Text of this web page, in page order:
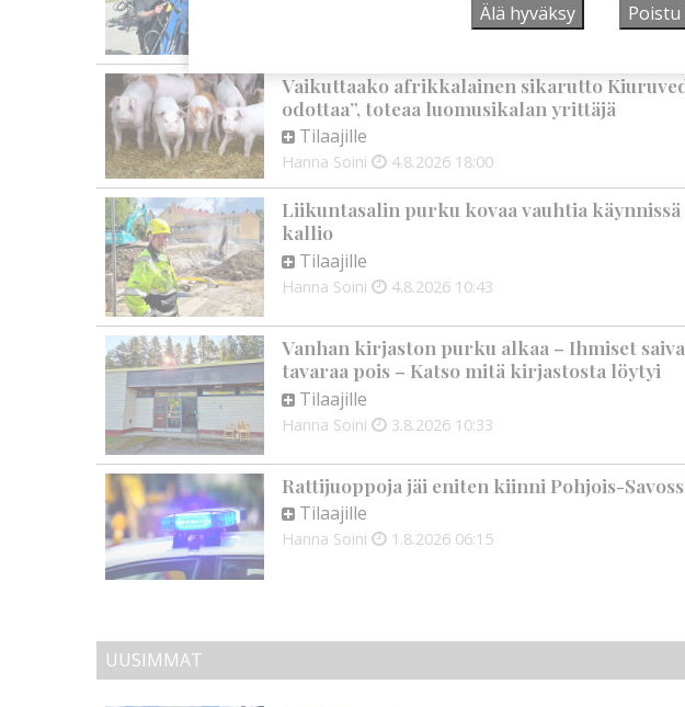
5.8.2026 09:00
Vaikuttaako afrikkalainen sikarutto
odottaa”, toteaa luomusikalan yrittäjä
Tilaajille
Hanna Soini 4.8.2026 18:00
Liikuntasalin purku kovaa vauhtia
kallio
Tilaajille
Hanna Soini 4.8.2026 10:43
Vanhan kirjaston purku alkaa – Ihmiset
tavaraa pois – Katso mitä kirjastosta löytyi
Tilaajille
Hanna Soini 3.8.2026 10:33
Rattijuoppoja jäi eniten kiinni Pohjois-
Tilaajille
Hanna Soini 1.8.2026 06:15
UUSIMMAT
Älä hyväksy Poistu